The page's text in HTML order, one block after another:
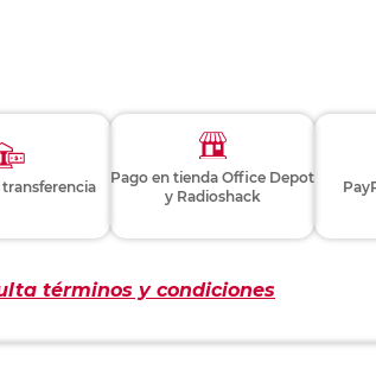
Pago en tienda Office Depot
y Radioshack
términos y condiciones